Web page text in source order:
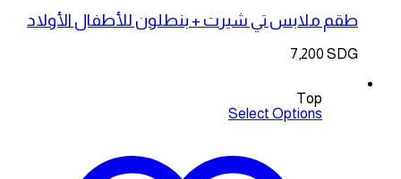
طقم ملابس تي شيرت + بنطلون للأطفال الأولاد
7,200 SDG
Top
Select Options